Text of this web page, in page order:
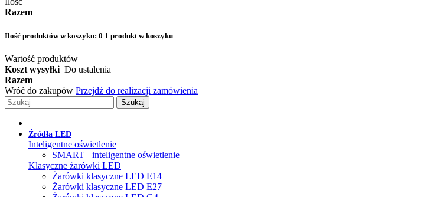
Razem
Ilość produktów w koszyku: 0 1 produkt w koszyku
Wartość produktów
Koszt wysyłki Do ustalenia
Razem
Wróć do zakupów Przejdź do realizacji zamówienia
Szukaj
Źródła LED
Inteligentne oświetlenie
SMART+ inteligentne oświetlenie
Klasyczne żarówki LED
Żarówki klasyczne LED E14
Żarówki klasyczne LED E27